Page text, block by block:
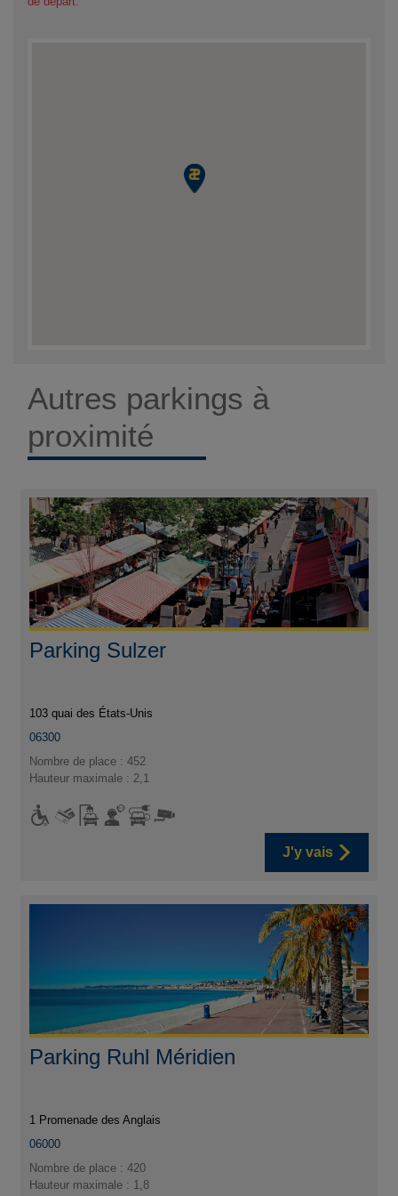
Autres parkings à
proximité
Parking Sulzer
103 quai des États-Unis
06300
Nombre de place : 452
Hauteur maximale : 2,1
J'y vais
Parking Ruhl Méridien
1 Promenade des Anglais
06000
Nombre de place : 420
Hauteur maximale : 1,8